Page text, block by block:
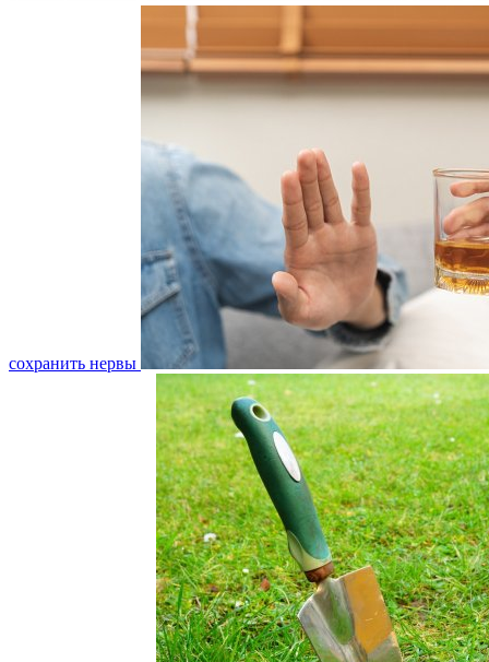
сохранить нервы